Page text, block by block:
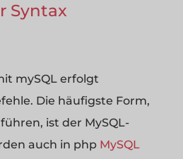
Syntax
mySQL erfolgt
Die häufigste Form,
ist der MySQL-
auch in php MySQL